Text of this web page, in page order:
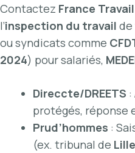
Contactez France Travail
l’inspection du travail
ou syndicats comme
2024) pour salariés,
Direccte/DREETS
protégés, réponse
Prud’hommes :
(ex. tribunal de Lille